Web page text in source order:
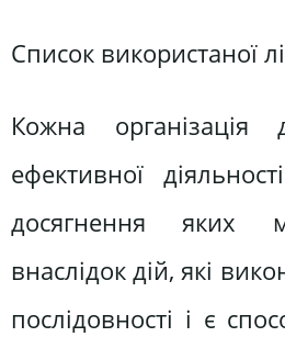
Список використаної
Кожна організація
ефективної
досягнення яких
внаслідок дій, які
послідовності і є